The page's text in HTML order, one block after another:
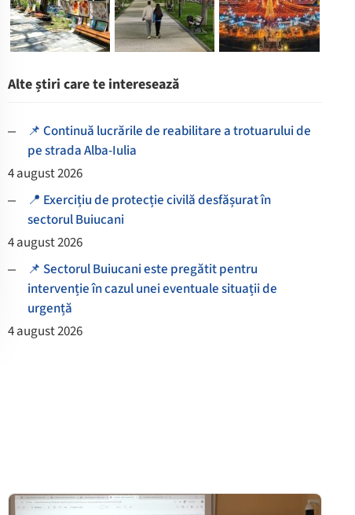
Alte știri care te interesează
📌 Continuă lucrările de reabilitare a trotuarului de
pe strada Alba-Iulia
4 august 2026
📍 Exercițiu de protecție civilă desfășurat în
sectorul Buiucani
4 august 2026
📌 Sectorul Buiucani este pregătit pentru
intervenție în cazul unei eventuale situații de
urgență
4 august 2026